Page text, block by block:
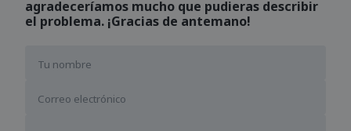
agradeceríamos mucho que pudieras describir
el problema. ¡Gracias de antemano!